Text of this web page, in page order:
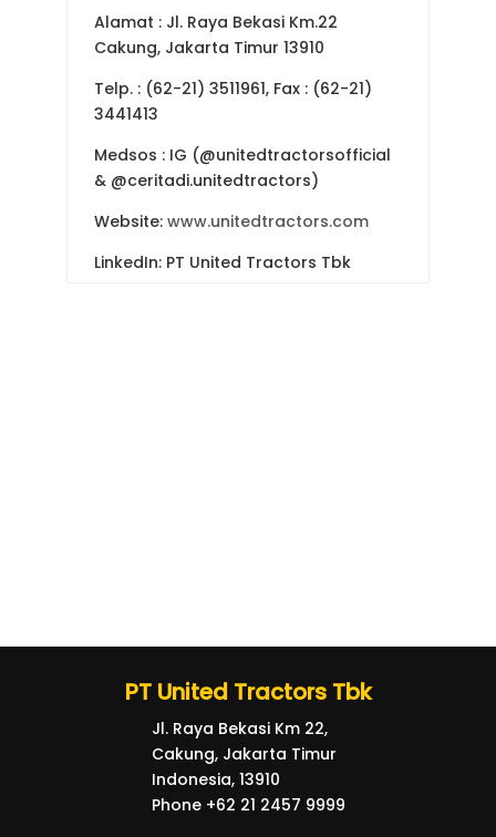
Alamat : Jl. Raya Bekasi Km.22
Cakung, Jakarta Timur 13910
Telp. : (62-21) 3511961, Fax : (62-21)
3441413
Medsos : IG (@unitedtractorsofficial
& @ceritadi.unitedtractors)
Website: www.unitedtractors.com
LinkedIn: PT United Tractors Tbk
PT United Tractors Tbk
Jl. Raya Bekasi Km 22,
Cakung, Jakarta Timur
Indonesia, 13910
Phone +62 21 2457 9999